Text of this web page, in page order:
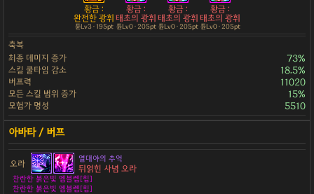
황금 :
완전한 광휘
튠Lv3 · 195pt
황금 :
태초의 광휘
튠Lv0 · 205pt
황금 :
태초의 광휘
튠Lv0 · 205pt
황금 :
태초의 광휘
튠Lv0 · 205pt
축복
최종 데미지 증가
73%
스킬 쿨타임 감소 18.5%
버프력 11020
모든 스킬 범위 증가 15%
모험가 명성 5510
오라 열대야의 추억
뒤얽힌 사념 오라
찬란한 붉은빛 엠블렘[힘]
찬란한 붉은빛 엠블렘[힘]